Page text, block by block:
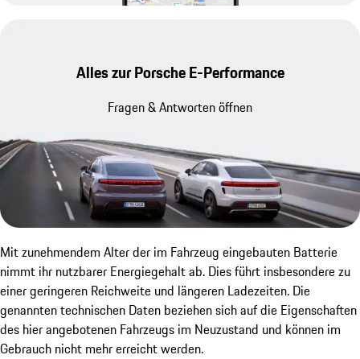
Alles zur Porsche E-Performance
Fragen & Antworten öffnen
Mit zunehmendem Alter der im Fahrzeug eingebauten Batterie
nimmt ihr nutzbarer Energiegehalt ab. Dies führt insbesondere zu
einer geringeren Reichweite und längeren Ladezeiten. Die
genannten technischen Daten beziehen sich auf die Eigenschaften
des hier angebotenen Fahrzeugs im Neuzustand und können im
Gebrauch nicht mehr erreicht werden.